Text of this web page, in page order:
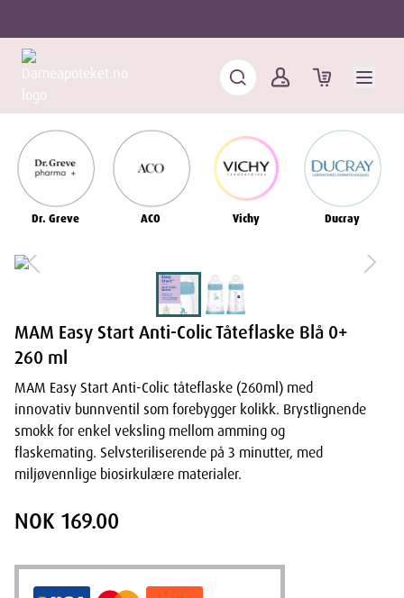
Dr. Greve ACO Vichy Ducray
MAM Easy Start Anti-Colic Tåteflaske Blå 0+
260 ml
MAM Easy Start Anti-Colic tåteflaske (260ml) med
innovativ bunnventil som forebygger kolikk. Brystlignende
smokk for enkel veksling mellom amming og
flaskemating. Selvsteriliserende på 3 minutter, med
miljøvennlige biosirkulære materialer.
NOK 169.00